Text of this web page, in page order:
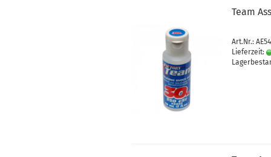
Team
Art.Nr.:
Lieferzeit: